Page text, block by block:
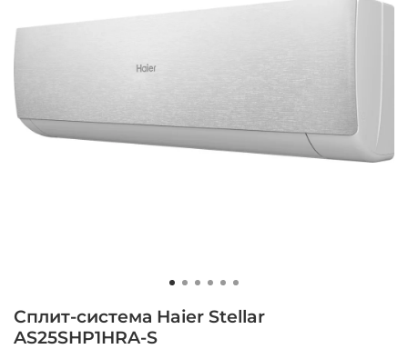
Сплит-система Haier Stellar
AS25SHP1HRA-S